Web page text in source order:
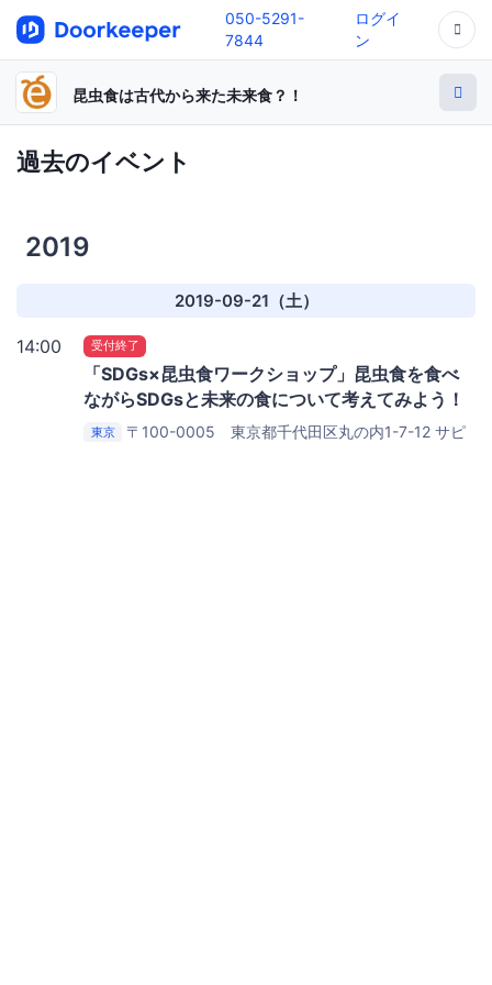
050-5291-
7844
ログイ
ン
昆虫食は古代から来た未来食？！
過去のイベント
2019
2019-09-21（土）
14:00 受付終了
「SDGs×昆虫食ワークショップ」昆虫食を食べ
ながらSDGsと未来の食について考えてみよう！
東京
〒100-0005 東京都千代田区丸の内1-7-12 サピ